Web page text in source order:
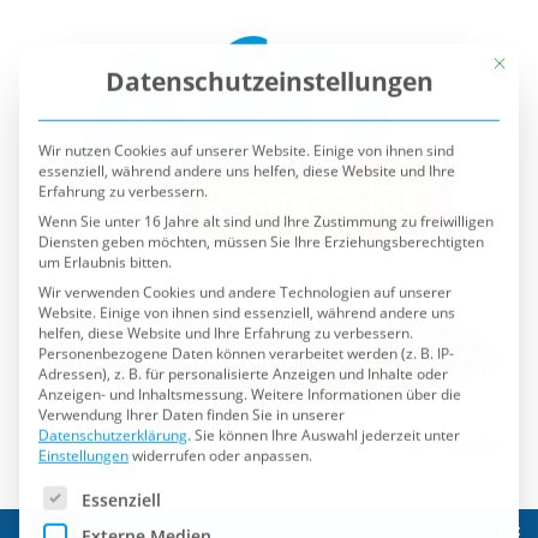
Wir nutzen Cookies auf unserer Website. Einige von ihnen sind
essenziell, während andere uns helfen, diese Website und Ihre
Erfahrung zu verbessern.
Wenn Sie unter 16 Jahre alt sind und Ihre Zustimmung zu freiwilligen
Diensten geben möchten, müssen Sie Ihre Erziehungsberechtigten
um Erlaubnis bitten.
Wir verwenden Cookies und andere Technologien auf unserer
Website. Einige von ihnen sind essenziell, während andere uns
helfen, diese Website und Ihre Erfahrung zu verbessern.
Personenbezogene Daten können verarbeitet werden (z. B. IP-
Adressen), z. B. für personalisierte Anzeigen und Inhalte oder
Anzeigen- und Inhaltsmessung.Weitere Informationen über die
Verwendung Ihrer Daten finden Sie in unserer
Datenschutzerklärung. Sie können Ihre Auswahl jederzeit unter
Einstellungenwiderrufen oder anpassen.
Es folgt eine Liste der Service-Gruppen, für die eine
Externe Medien